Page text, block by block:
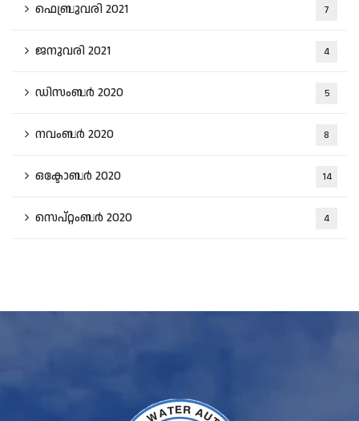
ഫെബ്രുവരി 2021 7
ജനുവരി 2021 4
ഡിസംബർ 2020 5
നവംബർ 2020 8
ഒക്ടോബർ 2020 14
സെപ്റ്റംബർ 2020 4